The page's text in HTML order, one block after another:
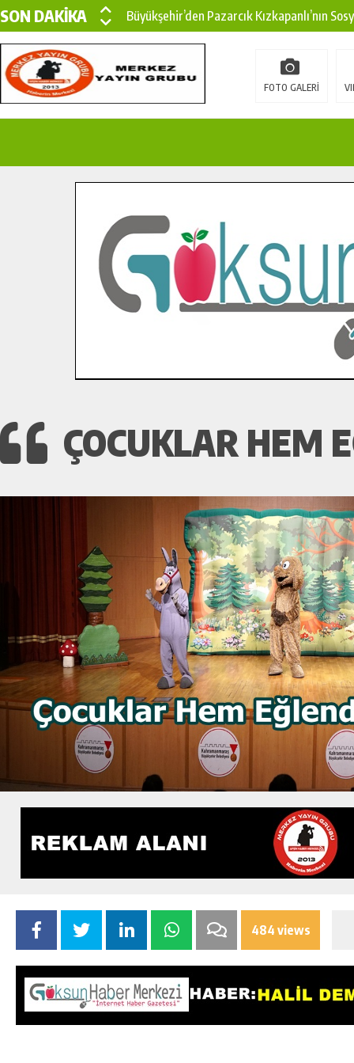
SON DAKİKA
Büyükşehir’den Pazarcık Kızkapanlı’nın
Büyükşehir’den Pazarcık Kırsalına Modern
Çin’den KSÜ’ye Uluslararası Başarı:
İlçe Jandarma Komutanı Karakaya’dan
Bertiz’in Yeni Köprüsünde Sona Doğru.
FOTO GALERİ
ÇOCUKLAR HEM
484 views